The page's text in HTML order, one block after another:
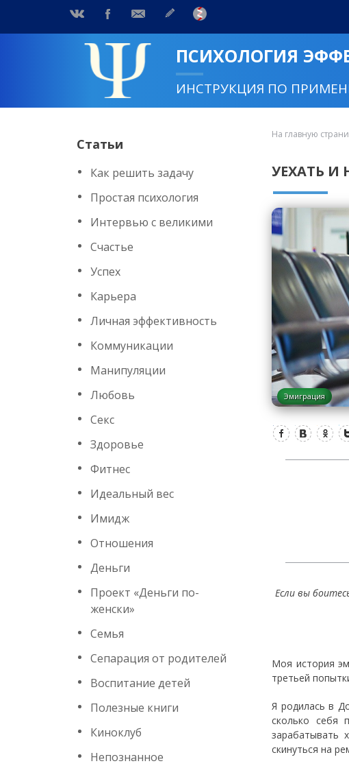
ПСИХОЛОГИЯ
ИНСТРУКЦИЯ ПО
Статьи
Как решить задачу
Простая психология
Интервью с великими
Счастье
Успех
Карьера
Личная эффективность
Коммуникации
Манипуляции
Любовь
Секс
Здоровье
Фитнес
Идеальный вес
Имидж
Отношения
Деньги
Проект «Деньги по-
женски»
Семья
Сепарация от родителей
Воспитание детей
Полезные книги
Киноклуб
Непознанное
На главную
УЕХАТЬ И
Эмиграция
Если вы
Моя история
третьей
Я родилась в
сколько себя
зарабатывать
скинуться на